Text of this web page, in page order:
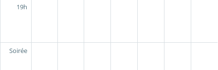
19h
Soirée